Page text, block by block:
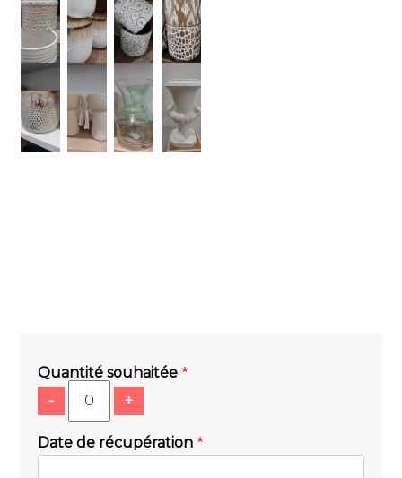
Quantité souhaitée
-
+
Date de récupération